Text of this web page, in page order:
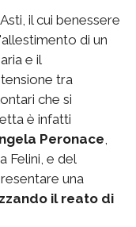
il cui benessere
di un
e il
tra
che si
è infatti
Peronace
Felini, e del
una
il reato di